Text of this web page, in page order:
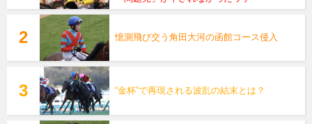
憶測飛び交う角田大河の函館コース侵入
“金杯”で再現される波乱の結末とは？